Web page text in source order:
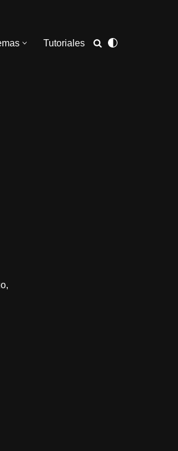
Tutoriales